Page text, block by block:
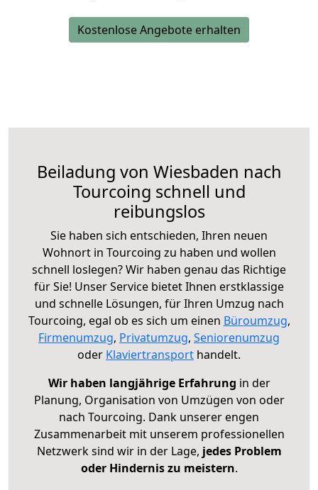
Kostenlose Angebote erhalten
Beiladung von Wiesbaden nach
Tourcoing schnell und
reibungslos
Sie haben sich entschieden, Ihren neuen
Wohnort in Tourcoing zu haben und wollen
schnell loslegen? Wir haben genau das Richtige
für Sie! Unser Service bietet Ihnen erstklassige
und schnelle Lösungen, für Ihren Umzug nach
Tourcoing, egal ob es sich um einen Büroumzug,
Firmenumzug, Privatumzug, Seniorenumzug
oder Klaviertransport handelt.
Wir haben langjährige Erfahrung in der
Planung, Organisation von Umzügen von oder
nach Tourcoing. Dank unserer engen
Zusammenarbeit mit unserem professionellen
Netzwerk sind wir in der Lage, jedes Problem
oder Hindernis zu meistern.